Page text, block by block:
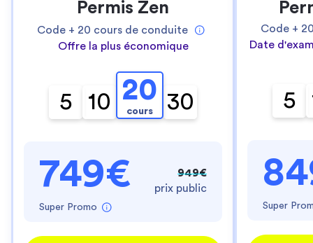
Permis Zen
Code + 20 cours de conduite
Offre la plus économique
5 10 20
cours 30
749€
Super Promo
949€
prix public
Code +
Date
5
Super